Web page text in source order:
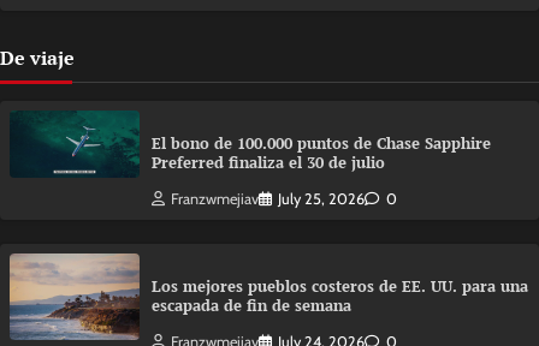
De viaje
El bono de 100.000 puntos de Chase Sapphire
Preferred finaliza el 30 de julio
Franzwmejiav July 25, 2026 0
Los mejores pueblos costeros de EE. UU. para una
escapada de fin de semana
Franzwmejiav July 24, 2026 0